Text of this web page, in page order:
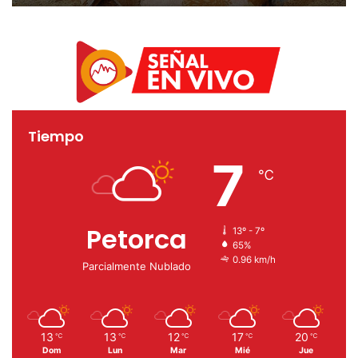
Tiempo
Petorca
Parcialmente Nublado
7 ℃
13º - 7º
65%
0.96 km/h
13 ℃
Dom
13 ℃
Lun
12 ℃
Mar
17 ℃
Mié
20 ℃
Jue